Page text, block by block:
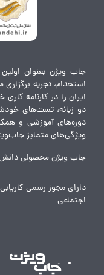
جاب ویژن بعنوان
استخدام، تجربه
ایران را در کارنامه
دو زبانه، تست‌های
دوره‌های آموزشی و
ویژگی‌های متمایز
جاب ویژن محصولی
دارای مجوز رسمی کاریابی
اجتماعی